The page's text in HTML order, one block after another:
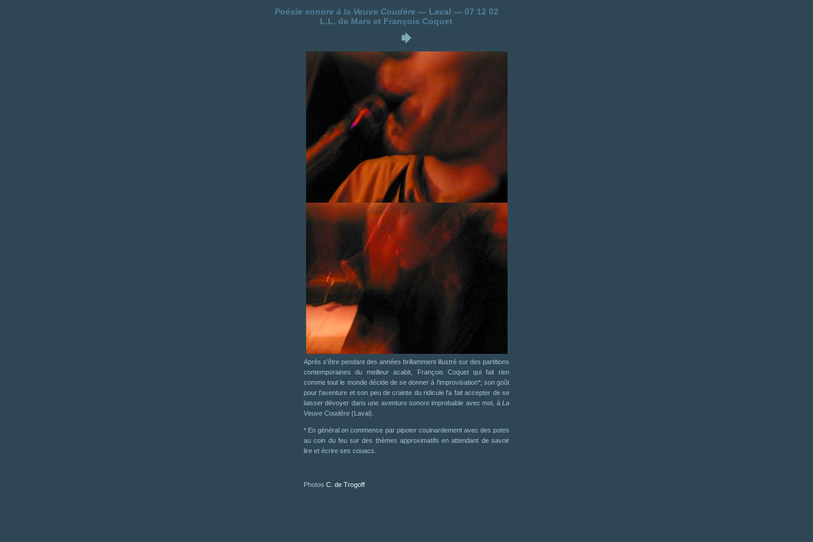
Poésie sonore à la Veuve Coudère — Laval — 07 12 02
L.L. de Mars et François Coquet
Après s'être pendant des années brillamment illustré sur des partitions
contemporaines du meilleur acabit, François Coquet qui fait rien
comme tout le monde décide de se donner à l'improvisation*; son goût
pour l'aventure et son peu de crainte du ridicule l'a fait accepter de se
laisser dévoyer dans une aventure sonore improbable avec moi, à La
Veuve Coudère (Laval).
* En général on commence par pipoter couinardement avec des potes
au coin du feu sur des thèmes approximatifs en attendant de savoir
lire et écrire ses couacs.
Photos C. de Trogoff